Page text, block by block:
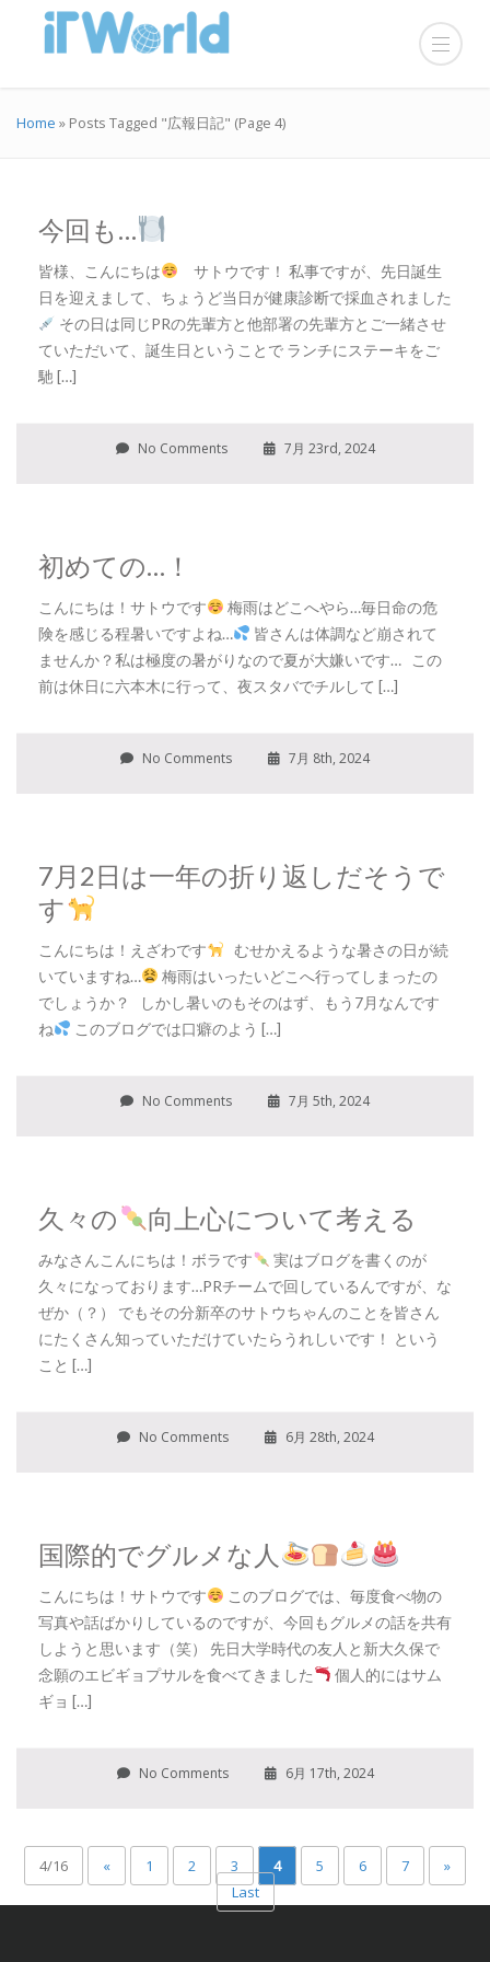
Home » Posts Tagged "広報日記" (Page 4)
今回も…
皆様、こんにちは
サトウです！ 私事ですが、先日誕生
日を迎えまして、ちょうど当日が健康診断で採血されました
その日は同じPRの先輩方と他部署の先輩方とご一緒させ
ていただいて、誕生日ということで ランチにステーキをご
馳 […]
No Comments 7月 23rd, 2024
初めての…！
こんにちは！サトウです
梅雨はどこへやら…毎日命の危
険を感じる程暑いですよね…
皆さんは体調など崩されて
ませんか？私は極度の暑がりなので夏が大嫌いです… この
前は休日に六本木に行って、夜スタバでチルして […]
No Comments 7月 8th, 2024
7月2日は一年の折り返しだそうで
す
こんにちは！えざわです
むせかえるような暑さの日が続
いていますね…
梅雨はいったいどこへ行ってしまったの
でしょうか？ しかし暑いのもそのはず、もう7月なんです
ね
このブログでは口癖のよう […]
No Comments 7月 5th, 2024
久々の 向上心について考える
みなさんこんにちは！ボラです
実はブログを書くのが
久々になっております…PRチームで回しているんですが、な
ぜか（？） でもその分新卒のサトウちゃんのことを皆さん
にたくさん知っていただけていたらうれしいです！ という
こと […]
No Comments 6月 28th, 2024
国際的でグルメな人
こんにちは！サトウです
このブログでは、毎度食べ物の
写真や話ばかりしているのですが、今回もグルメの話を共有
しようと思います（笑） 先日大学時代の友人と新大久保で
念願のエビギョプサルを食べてきました
個人的にはサム
ギョ […]
No Comments 6月 17th, 2024
4/16 « 1 2 3 4 5 6 7
»
Last